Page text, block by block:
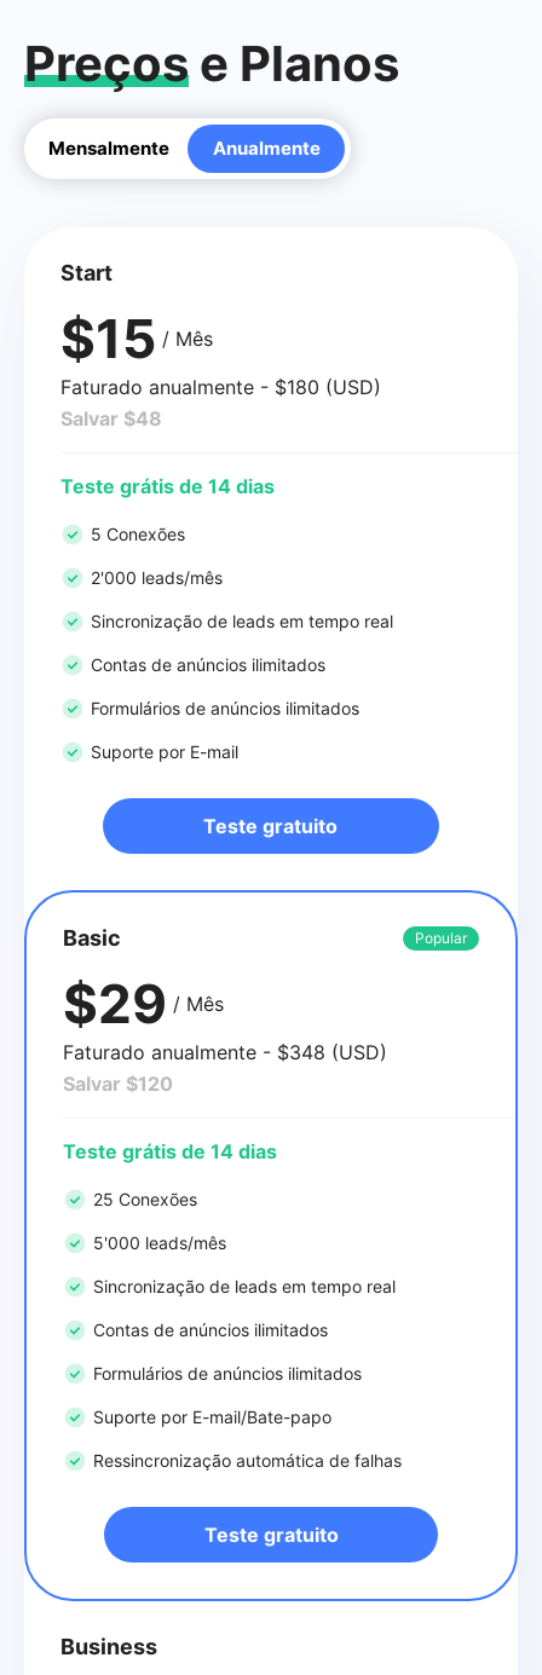
Preços e Planos
Mensalmente Anualmente
Start
$15 / Mês
Faturado anualmente - $180 (USD)
Salvar $48
Teste grátis de 14 dias
5 Conexões
2'000 leads/mês
Sincronização de leads em tempo real
Contas de anúncios ilimitados
Formulários de anúncios ilimitados
Suporte por E-mail
Teste gratuito
Basic Popular
$29 / Mês
Faturado anualmente - $348 (USD)
Salvar $120
Teste grátis de 14 dias
25 Conexões
5'000 leads/mês
Sincronização de leads em tempo real
Contas de anúncios ilimitados
Formulários de anúncios ilimitados
Suporte por E-mail/Bate-papo
Ressincronização automática de falhas
Teste gratuito
Business